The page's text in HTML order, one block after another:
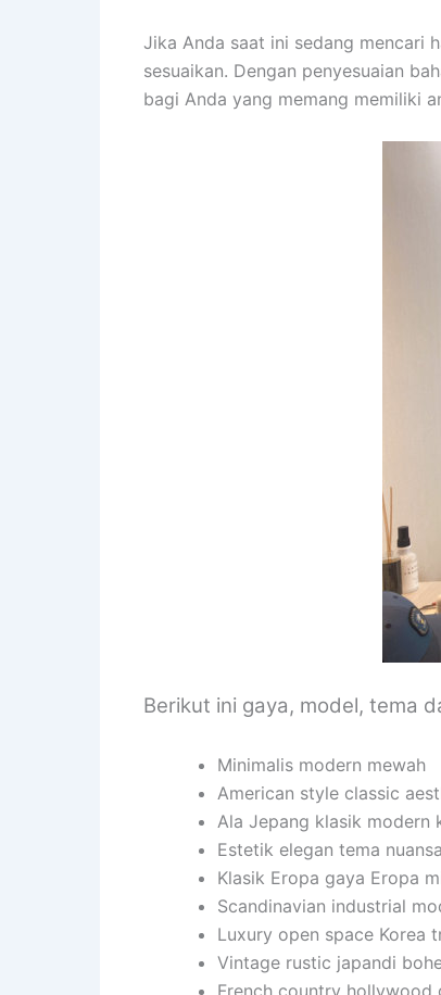
Jika Anda saat ini sedang mencari
sesuaikan. Dengan penyesuaian
bagi Anda yang memang memiliki
Berikut ini gaya, model, tema
Minimalis modern mewah
American style classic
Ala Jepang klasik modern
Estetik elegan tema
Klasik Eropa gaya Eropa
Scandinavian industrial
Luxury open space Korea
Vintage rustic japandi
French country hollywood